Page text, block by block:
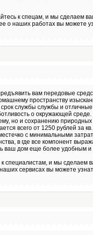
к спецам, и мы сделаем
о наших работах вы можете
вам передовые
пространству
службы службы и
о окружающей
но и сохранению природных
всего от 1250 рублей за
с минимальными
в где все компонент
ваш дом еще более удобным и
специалистам, и мы сделаем
сервисах вы можете